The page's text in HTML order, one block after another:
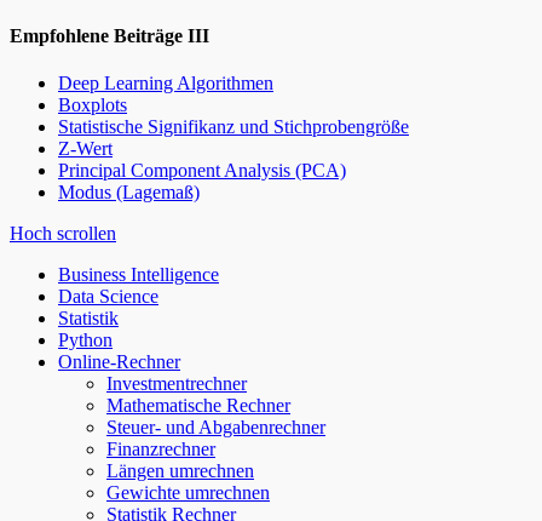
Empfohlene Beiträge III
Deep Learning Algorithmen
Boxplots
Statistische Signifikanz und Stichprobengröße
Z-Wert
Principal Component Analysis (PCA)
Modus (Lagemaß)
Hoch scrollen
Business Intelligence
Data Science
Statistik
Python
Online-Rechner
Investmentrechner
Mathematische Rechner
Steuer- und Abgabenrechner
Finanzrechner
Längen umrechnen
Gewichte umrechnen
Statistik Rechner